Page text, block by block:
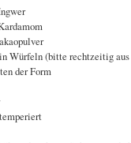
Würfeln (bitte rechtzeitig aus
der Form